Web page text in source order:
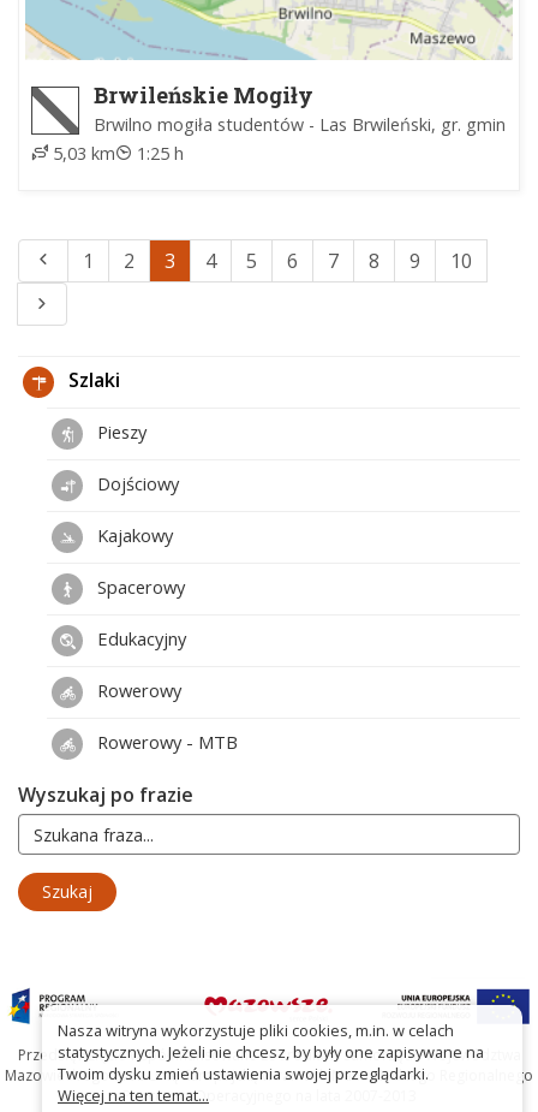
Brwileńskie Mogiły
Brwilno mogiła studentów - Las Brwileński, gr. gmin
5,03 km
1:25 h
1 2 3 4 5 6 7 8 9 10
Szlaki
Pieszy
Dojściowy
Kajakowy
Spacerowy
Edukacyjny
Rowerowy
Rowerowy - MTB
Wyszukaj po frazie
Przedsięwzięcie współfinansowane ze środków Samorządu Województwa
Mazowieckiego oraz Unię Europejską w ramach Mazowieckiego Regionalnego
Programu Operacyjnego na lata 2007-2013
Nasza witryna wykorzystuje pliki cookies, m.in. w celach
statystycznych. Jeżeli nie chcesz, by były one zapisywane na
Twoim dysku zmień ustawienia swojej przeglądarki.
Więcej na ten temat...